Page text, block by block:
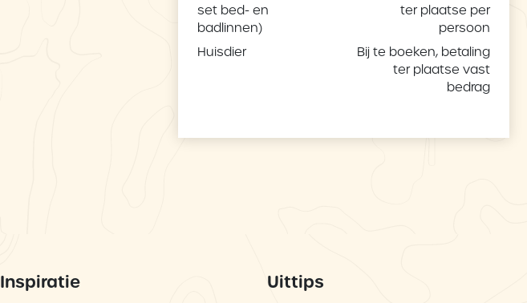
set bed- en
badlinnen)
ter plaatse per
persoon
Huisdier
Bij te boeken, betaling
ter plaatse vast
bedrag
Inspiratie Uittips